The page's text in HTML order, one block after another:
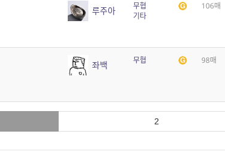
루주아
무협
기타
106매
좌백 무협 98매
2